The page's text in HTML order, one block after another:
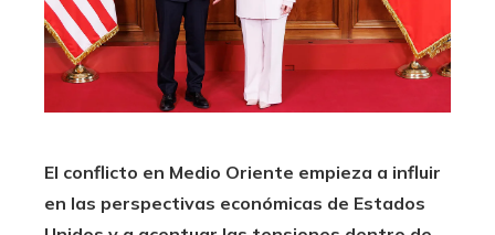
El conflicto en Medio Oriente empieza a influir
en las perspectivas económicas de Estados